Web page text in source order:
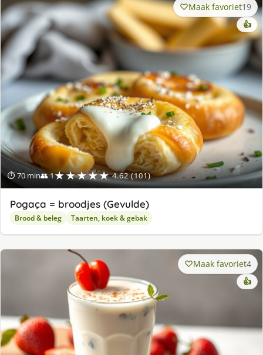
⏱ 70 min👥 1★★★★★ 4.62 (101)
Maak favoriet19
👍
Pogaça = broodjes (Gevulde)
Brood & beleg Taarten, koek & gebak
Maak favoriet4
👍